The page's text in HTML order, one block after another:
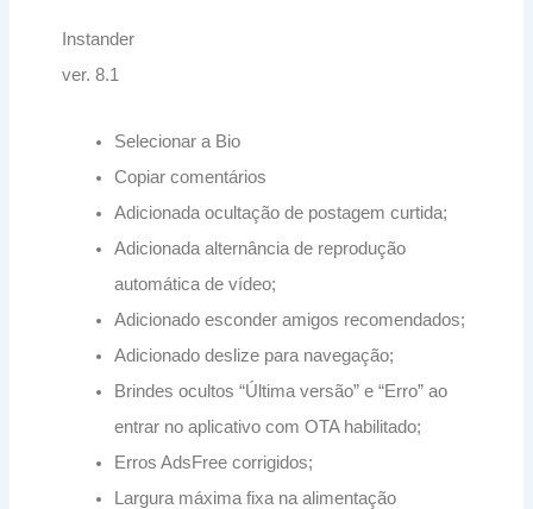
Instander
ver. 8.1
Selecionar a Bio
Copiar comentários
Adicionada ocultação de postagem curtida;
Adicionada alternância de reprodução
automática de vídeo;
Adicionado esconder amigos recomendados;
Adicionado deslize para navegação;
Brindes ocultos “Última versão” e “Erro” ao
entrar no aplicativo com OTA habilitado;
Erros AdsFree corrigidos;
Largura máxima fixa na alimentação